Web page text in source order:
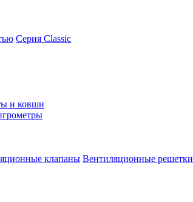
Серия Classic
и ковши
клапаны Вентиляционные решетки